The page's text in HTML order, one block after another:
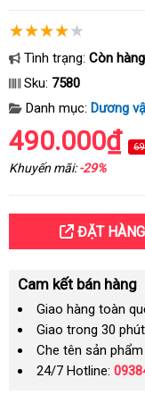
Tình trạng: Còn hàng
Sku: 7580
Danh mục: Dương
490.000₫
Khuyến mãi:-29%
ĐẶT HÀNG
Cam kết bán hàng
Giao hàng toàn
Giao trong 30
Che tên sản
24/7 Hotline: